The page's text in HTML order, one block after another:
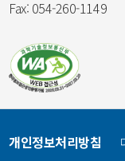
Fax: 054-260-1149
개인정보처리방침